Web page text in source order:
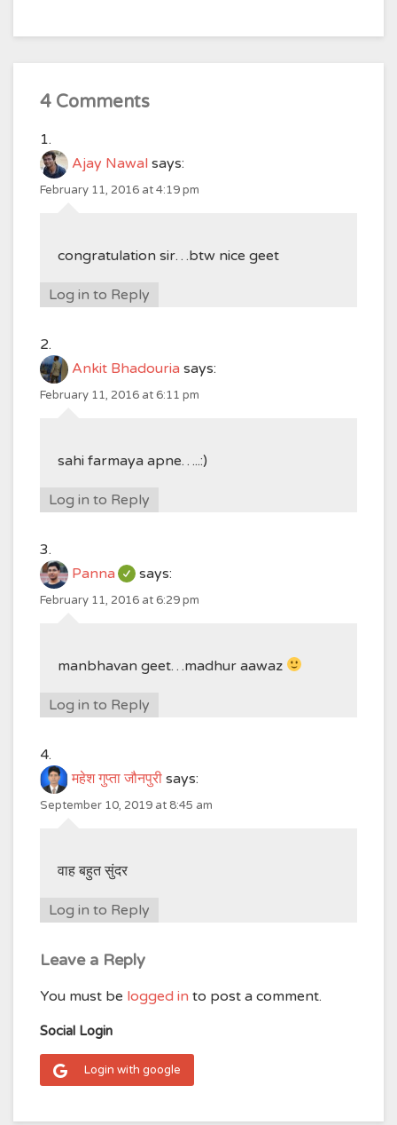
4 Comments
Ajay Nawal says:
February 11, 2016 at 4:19 pm
congratulation sir…btw nice geet
Log in to Reply
Ankit Bhadouria says:
February 11, 2016 at 6:11 pm
sahi farmaya apne…..:)
Log in to Reply
Panna says:
February 11, 2016 at 6:29 pm
manbhavan geet…madhur aawaz
Log in to Reply
महेश गुप्ता जौनपुरी says:
September 10, 2019 at 8:45 am
वाह बहुत सुंदर
Log in to Reply
Leave a Reply
You must be logged in to post a comment.
Social Login
Login with google